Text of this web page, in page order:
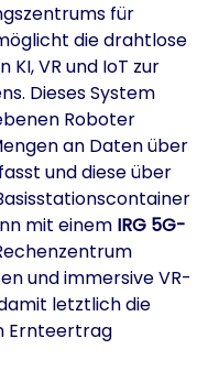
für
die drahtlose
VR und IoT zur
Dieses System
Roboter
an Daten über
und diese über
mit einem IRG 5G-
und immersive VR-
letztlich die
Ernteertrag